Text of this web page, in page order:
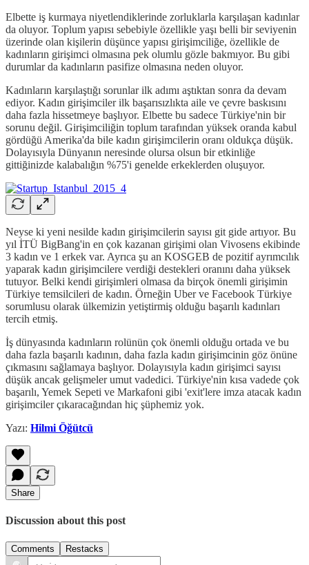
Elbette iş kurmaya niyetlendiklerinde zorluklarla karşılaşan kadınlar
da oluyor. Toplum yapısı sebebiyle özellikle yaşı belli bir seviyenin
üzerinde olan kişilerin düşünce yapısı girişimciliğe, özellikle de
kadınların girişimci olmasına pek olumlu gözle bakmıyor. Bu gibi
durumlar da kadınların pasifize olmasına neden oluyor.
Kadınların karşılaştığı sorunlar ilk adımı aştıktan sonra da devam
ediyor. Kadın girişimciler ilk başarısızlıkta aile ve çevre baskısını
daha fazla hissetmeye başlıyor. Elbette bu sadece Türkiye'nin bir
sorunu değil. Girişimciliğin toplum tarafından yüksek oranda kabul
gördüğü Amerika'da bile kadın girişimcilerin oranı oldukça düşük.
Dolayısıyla Dünyanın neresinde olursa olsun bir etkinliğe
gittiğinizde kalabalığın %75'i genelde erkeklerden oluşuyor.
Neyse ki yeni nesilde kadın girişimcilerin sayısı git gide artıyor. Bu
yıl İTÜ BigBang'in en çok kazanan girişimi olan Vivosens ekibinde
3 kadın ve 1 erkek var. Ayrıca şu an KOSGEB de pozitif ayrımcılık
yaparak kadın girişimcilere verdiği destekleri oranını daha yüksek
tutuyor. Belki kendi girişimleri olmasa da birçok önemli girişimin
Türkiye temsilcileri de kadın. Örneğin Uber ve Facebook Türkiye
sorumlusu olarak ülkemizin yetiştirmiş olduğu başarılı kadınları
tercih etmiş.
İş dünyasında kadınların rolünün çok önemli olduğu ortada ve bu
daha fazla başarılı kadının, daha fazla kadın girişimcinin göz önüne
çıkmasını sağlamaya başlıyor. Dolayısıyla kadın girişimci sayısı
düşük ancak gelişmeler umut vadedici. Türkiye'nin kısa vadede çok
başarılı, Yemek Sepeti ve Markafoni gibi 'exit'lere imza atacak kadın
girişimciler çıkaracağından hiç şüphemiz yok.
Yazı: Hilmi Öğütcü
Share
Discussion about this post
Comments Restacks